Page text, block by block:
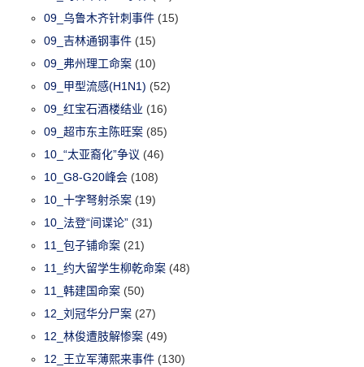
09_乌鲁木齐针刺事件 (15)
09_吉林通钢事件 (15)
09_弗州理工命案 (10)
09_甲型流感(H1N1) (52)
09_红宝石酒楼结业 (16)
09_超市东主陈旺案 (85)
10_“太亚裔化”争议 (46)
10_G8-G20峰会 (108)
10_十字弩射杀案 (19)
10_法登“间谍论” (31)
11_包子铺命案 (21)
11_约大留学生柳乾命案 (48)
11_韩建国命案 (50)
12_刘冠华分尸案 (27)
12_林俊遭肢解惨案 (49)
12_王立军薄熙来事件 (130)